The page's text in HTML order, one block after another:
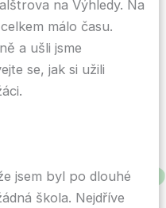
na Výhledy. Na
málo času.
a ušli jsme
se, jak si užili
jsem byl po dlouhé
škola. Nejdříve